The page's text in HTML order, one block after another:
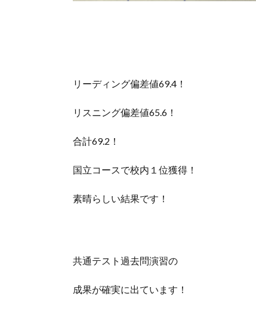
リーディング偏差値69.4！
リスニング偏差値65.6！
合計69.2！
国立コースで校内１位獲得！
素晴らしい結果です！
共通テスト過去問演習の
成果が確実に出ています！